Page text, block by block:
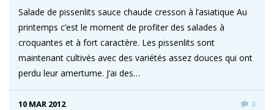
Salade de pissenlits sauce chaude cresson à l’asiatique Au
printemps c’est le moment de profiter des salades à
croquantes et à fort caractère. Les pissenlits sont
maintenant cultivés avec des variétés assez douces qui ont
perdu leur amertume. J’ai des…
10 MAR 2012 3